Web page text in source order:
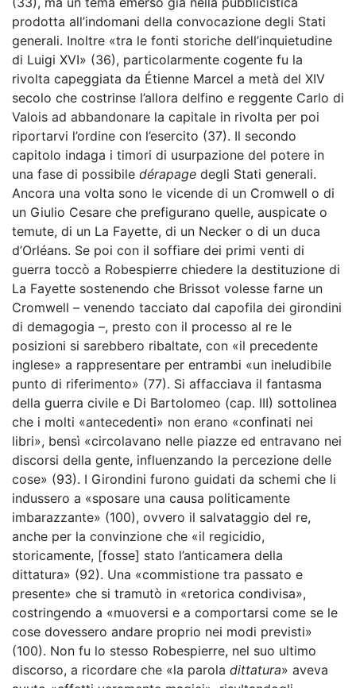
prodotta all’indomani della convocazione degli Stati
generali. Inoltre «tra le fonti storiche dell’inquietudine
di Luigi XVI» (36), particolarmente cogente fu la
rivolta capeggiata da Étienne Marcel a metà del XIV
secolo che costrinse l’allora delfino e reggente Carlo di
Valois ad abbandonare la capitale in rivolta per poi
riportarvi l’ordine con l’esercito (37). Il secondo
capitolo indaga i timori di usurpazione del potere in
una fase di possibile dérapage degli Stati generali.
Ancora una volta sono le vicende di un Cromwell o di
un Giulio Cesare che prefigurano quelle, auspicate o
temute, di un La Fayette, di un Necker o di un duca
d’Orléans. Se poi con il soffiare dei primi venti di
guerra toccò a Robespierre chiedere la destituzione di
La Fayette sostenendo che Brissot volesse farne un
Cromwell – venendo tacciato dal capofila dei girondini
di demagogia –, presto con il processo al re le
posizioni si sarebbero ribaltate, con «il precedente
inglese» a rappresentare per entrambi «un ineludibile
punto di riferimento» (77). Si affacciava il fantasma
della guerra civile e Di Bartolomeo (cap. III) sottolinea
che i molti «antecedenti» non erano «confinati nei
libri», bensì «circolavano nelle piazze ed entravano nei
discorsi della gente, influenzando la percezione delle
cose» (93). I Girondini furono guidati da schemi che li
indussero a «sposare una causa politicamente
imbarazzante» (100), ovvero il salvataggio del re,
anche per la convinzione che «il regicidio,
storicamente, [fosse] stato l’anticamera della
dittatura» (92). Una «commistione tra passato e
presente» che si tramutò in «retorica condivisa»,
costringendo a «muoversi e a comportarsi come se le
cose dovessero andare proprio nei modi previsti»
(100). Non fu lo stesso Robespierre, nel suo ultimo
discorso, a ricordare che «la parola dittatura» aveva